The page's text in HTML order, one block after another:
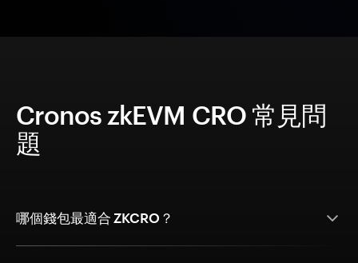
Cronos zkEVM CRO 常見問
題
哪個錢包最適合 ZKCRO？